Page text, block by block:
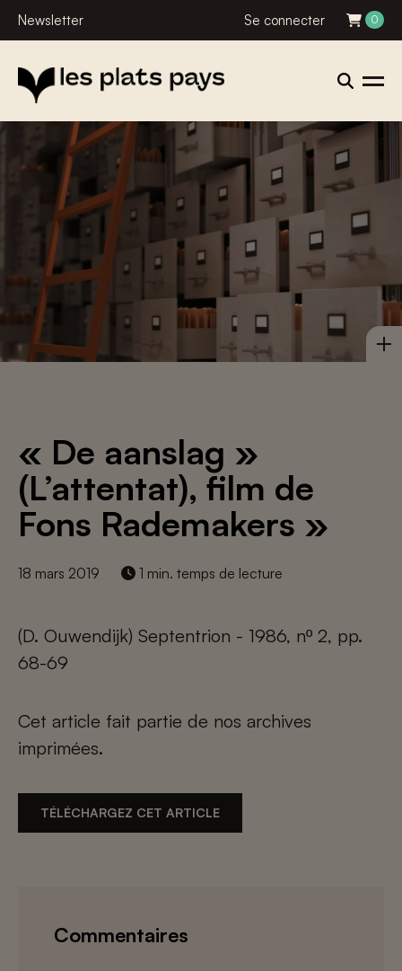
Newsletter Se connecter 0
« De aanslag »
(L’attentat), film de
Fons Rademakers »
18 mars 2019 1 min. temps de lecture
(D. Ouwendijk) Septentrion - 1986, nº 2, pp.
68-69
Cet article fait partie de nos archives
imprimées.
TÉLÉCHARGEZ CET ARTICLE
Commentaires